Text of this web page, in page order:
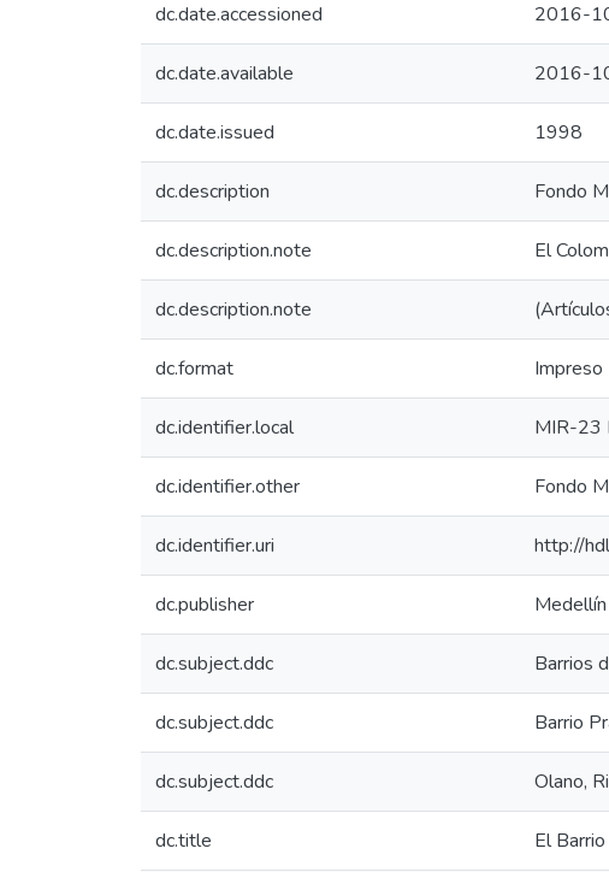
dc.date.accessioned 2016-
dc.date.available 2016-
dc.date.issued 1998
dc.description Fondo
dc.description.note El
dc.description.note
dc.format Impreso
dc.identifier.local MIR-23
dc.identifier.other Fondo
dc.identifier.uri http://
dc.publisher
dc.subject.ddc Barrios
dc.subject.ddc Barrio
dc.subject.ddc Olano,
dc.title El